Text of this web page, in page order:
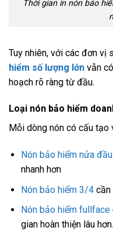
Thời gian in nón bảo
Tuy nhiên, với các đơn vị
hiểm số lượng lớn vẫn
hoạch rõ ràng từ đầu.
Loại nón bảo hiểm
Mỗi dòng nón có cấu tạo
Nón bảo hiểm nửa đầu
nhanh hơn
Nón bảo hiểm 3/4cần
Nón bảo hiểm fullface
gian hoàn thiện lâu hơn.